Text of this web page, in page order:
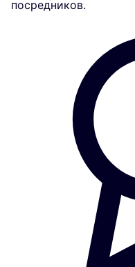
посредников.